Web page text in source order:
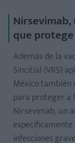
que
Además de la
Sincitial (VRS)
México
para proteger a
Nirsevimab, un
infecciones